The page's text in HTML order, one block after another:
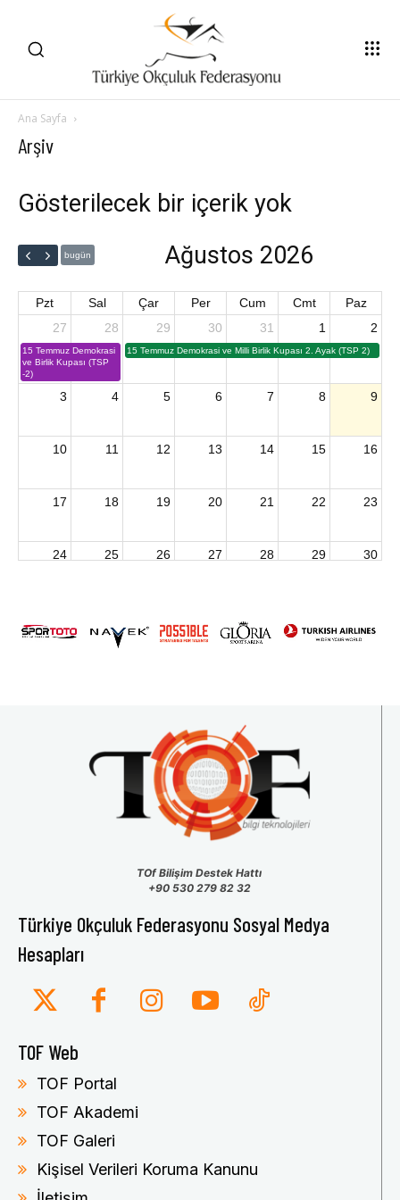
Ana Sayfa
Arşiv
Gösterilecek bir içerik yok
bugün Ağustos 2026
Pzt Sal Çar Per Cum Cmt
Paz
27
15 Temmuz Demokrasi
ve Birlik Kupası (TSP
-2)
28 29
15 Temmuz Demokrasi ve Milli Birlik Kupası 2. Ayak (TSP 2)
30 31 1 2
3 4 5 6 7 8 9
10 11 12 13 14 15 16
17 18 19 20 21 22 23
24 25 26 27 28 29 30
TOf Bilişim Destek Hattı
+90 530 279 82 32
Türkiye Okçuluk Federasyonu Sosyal Medya
Hesapları
TOF Web
TOF Portal
TOF Akademi
TOF Galeri
Kişisel Verileri Koruma Kanunu